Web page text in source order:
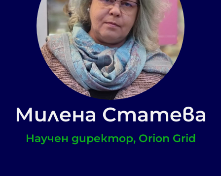
Милена Статева
Научен директор, Orion Grid